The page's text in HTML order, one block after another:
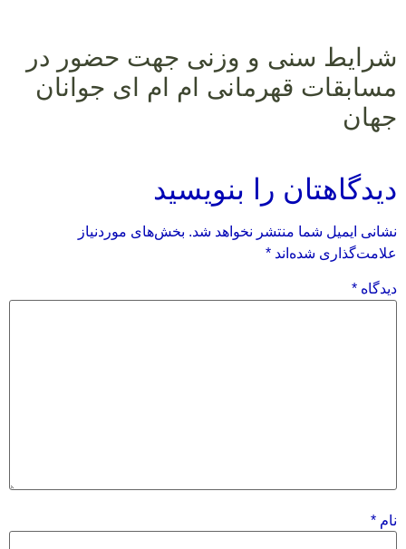
شرایط سنی و وزنی جهت حضور در
مسابقات قهرمانی ام ام ای جوانان
جهان
دیدگاهتان را بنویسید
نشانی ایمیل شما منتشر نخواهد شد. بخش‌های موردنیاز
علامت‌گذاری شده‌اند *
دیدگاه *
نام *